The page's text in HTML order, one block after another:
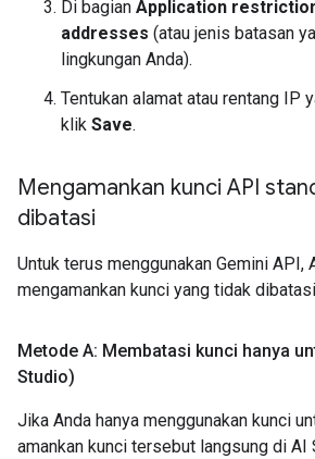
Di bagian Application
addresses (atau jenis batasan
lingkungan Anda).
Tentukan alamat atau rentang IP
klik Save.
Mengamankan kunci API
dibatasi
Untuk terus menggunakan Gemini API,
mengamankan kunci yang tidak
Metode A: Membatasi kunci hanya
Studio)
Jika Anda hanya menggunakan kunci
amankan kunci tersebut langsung di AI